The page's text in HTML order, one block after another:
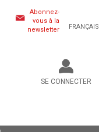
Abonnez-
vous à la
newsletter
FRANÇAIS
SE CONNECTER